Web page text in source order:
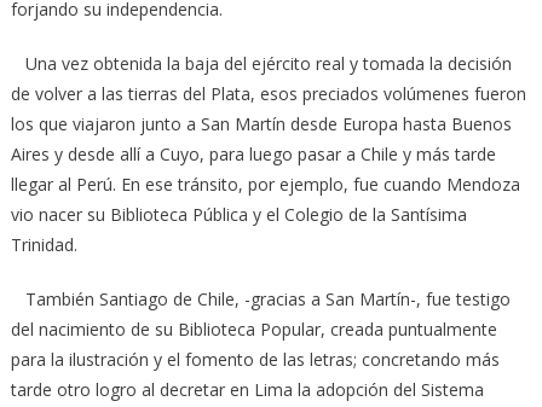
forjando su independencia.
Una vez obtenida la baja del ejército real y tomada la decisión
de volver a las tierras del Plata, esos preciados volúmenes fueron
los que viajaron junto a San Martín desde Europa hasta Buenos
Aires y desde allí a Cuyo, para luego pasar a Chile y más tarde
llegar al Perú. En ese tránsito, por ejemplo, fue cuando Mendoza
vio nacer su Biblioteca Pública y el Colegio de la Santísima
Trinidad.
También Santiago de Chile, -gracias a San Martín-, fue testigo
del nacimiento de su Biblioteca Popular, creada puntualmente
para la ilustración y el fomento de las letras; concretando más
tarde otro logro al decretar en Lima la adopción del Sistema